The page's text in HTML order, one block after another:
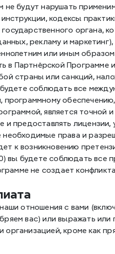
будут нарушать
кодексы
органа,
рекламу и
или иным
в Партнёрской Программе
страны или санкций,
соблюдать все
обеспечению,
является точной
предоставлять лицензии,
права и
к возникновению
вы будете соблюдать все
не создает
отношения с вами
вас) или выражать или
кроме как